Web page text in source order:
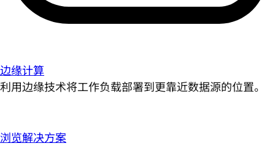
边缘计算
利用边缘技术将工作负载部署到更靠近数据源的位置。
浏览解决方案